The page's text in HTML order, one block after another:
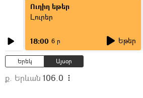
Ուղիղ եթեր
Լուրեր
18:00 6 ր Եթեր
Երեկ Այսօր
ք. Երևան 106.0